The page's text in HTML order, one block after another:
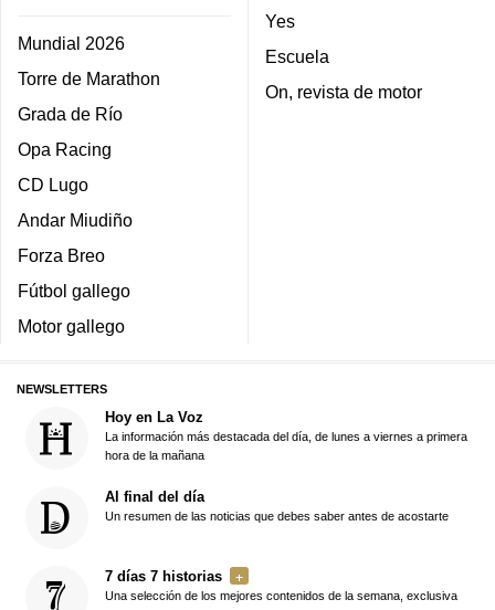
Mundial 2026
Torre de Marathon
Grada de Río
Opa Racing
CD Lugo
Andar Miudiño
Forza Breo
Fútbol gallego
Motor gallego
Yes
Escuela
On, revista de motor
NEWSLETTERS
Hoy en La Voz
La información más destacada del día, de lunes a viernes a primera
hora de la mañana
Al final del día
Un resumen de las noticias que debes saber antes de acostarte
7 días 7 historias
Una selección de los mejores contenidos de la semana, exclusiva